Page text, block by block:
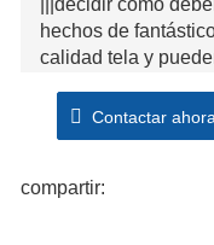
|||decidir cómo
hechos de
calidad tela y
es comprada con
Contactar ahora
compartir: